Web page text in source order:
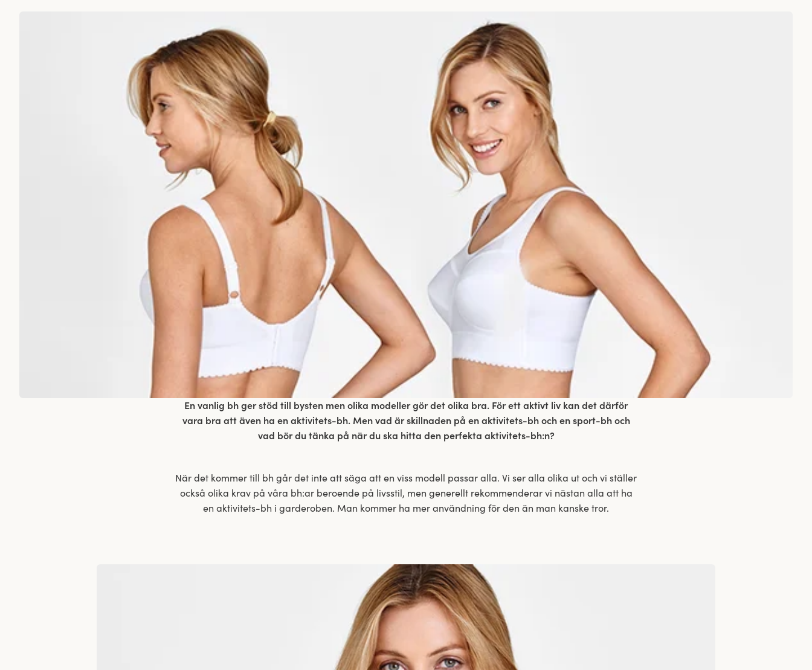
En vanlig bh ger stöd till bysten men olika modeller gör det olika bra. För ett aktivt liv kan det därför
vara bra att även ha en aktivitets-bh. Men vad är skillnaden på en aktivitets-bh och en sport-bh och
vad bör du tänka på när du ska hitta den perfekta aktivitets-bh:n?
När det kommer till bh går det inte att säga att en viss modell passar alla. Vi ser alla olika ut och vi ställer
också olika krav på våra bh:ar beroende på livsstil, men generellt rekommenderar vi nästan alla att ha
en aktivitets-bh i garderoben. Man kommer ha mer användning för den än man kanske tror.